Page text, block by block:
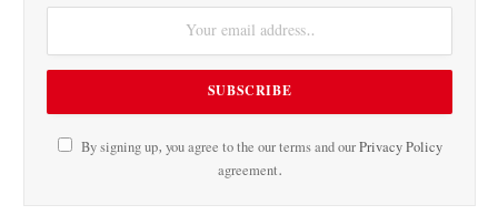
By signing up, you agree to the our terms and ourPrivacy Policy
agreement.